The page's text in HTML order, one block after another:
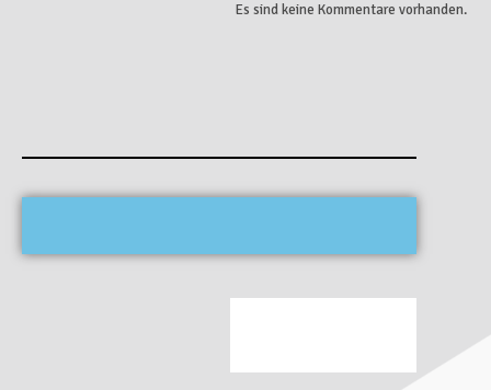
Es sind keine Kommentare vorhanden.